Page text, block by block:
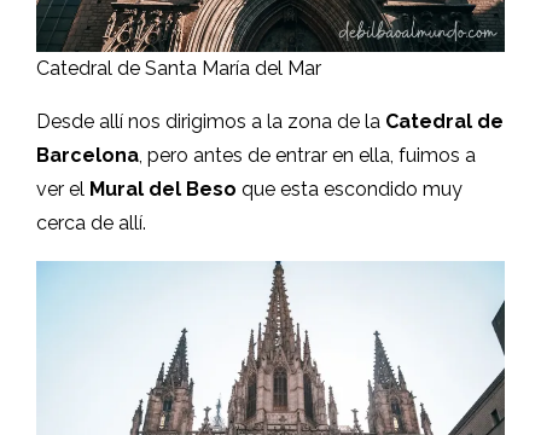
Catedral de Santa María del Mar
Desde allí nos dirigimos a la zona de la Catedral de
Barcelona, pero antes de entrar en ella, fuimos a
ver el Mural del Beso que esta escondido muy
cerca de allí.